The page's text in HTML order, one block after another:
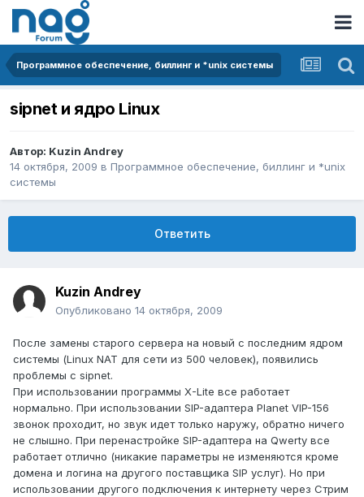
Программное обеспечение, биллинг и *unix системы
sipnet и ядро Linux
Автор: Kuzin Andrey
14 октября, 2009 в Программное обеспечение, биллинг и *unix
системы
Ответить
Kuzin Andrey
Опубликовано 14 октября, 2009
После замены старого сервера на новый с последним ядром
системы (Linux NAT для сети из 500 человек), появились
проблемы с sipnet.
При использовании программы X-Lite все работает
нормально. При использовании SIP-адаптера Planet VIP-156
звонок проходит, но звук идет только наружу, обратно ничего
не слышно. При перенастройке SIP-адаптера на Qwerty все
работает отлично (никакие параметры не изменяются кроме
домена и логина на другого поставщика SIP услуг). Но при
использовании другого подключения к интернету через Стрим